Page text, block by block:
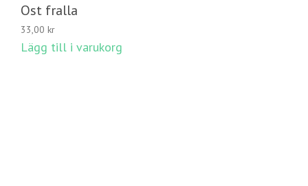
Ost fralla
33,00 kr
Lägg till i varukorg